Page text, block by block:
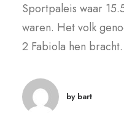
Sportpaleis waar
waren. Het volk
2 Fabiola hen bracht.
by bart